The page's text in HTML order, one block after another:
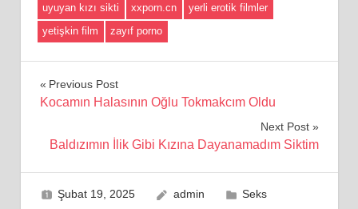
uyuyan kızı sikti
xxporn.cn
yerli erotik filmler
yetişkin film
zayıf porno
Yazı
Previous Post
Kocamın Halasının Oğlu Tokmakcım Oldu
Next Post
Baldızımın İlik Gibi Kızına Dayanamadım Siktim
Şubat 19, 2025 admin
Seks